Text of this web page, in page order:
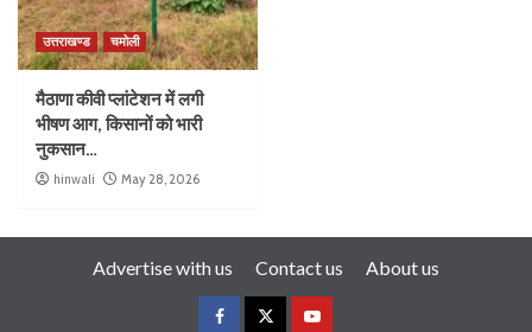
उत्तराखण्ड चमोली
मैठाणा कीवी प्लांटेशन में लगी
भीषण आग, किसानों को भारी
नुकसान…
hinwali May 28, 2026
Advertise with us Contact us About us